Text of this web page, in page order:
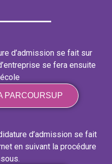
d’admission se fait sur
se fera ensuite
PARCOURSUP
d’admission se fait
en suivant la procédure